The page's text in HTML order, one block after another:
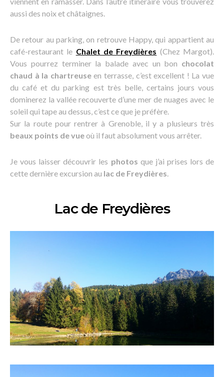
aussi des noix et châtaignes.
De retour au parking, on retrouve Happy, qui appartient au
café-restaurant le Chalet de Freydières (Chez Margot).
Vous pourrez terminer la balade avec un bon chocolat
chaud à la chartreuseen terrasse, c’est excellent ! La vue
du café et du parking est très belle, certains jours vous
dominerez la vallée recouverte d’une mer de nuages avec le
soleil qui tape au dessus, c’est ce que je préfère.
Sur la route pour rentrer à Grenoble, il y a plusieurs très
beaux points de vueoù il faut absolument vous arrêter.
Je vous laisser découvrir les photos que j’ai prises lors de
cette dernière excursion au lac de Freydières.
Lac de Freydières